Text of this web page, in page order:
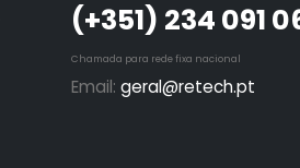
(+351)­ 234 091
Chamada para rede fixa nacional
Email: geral@retech.pt